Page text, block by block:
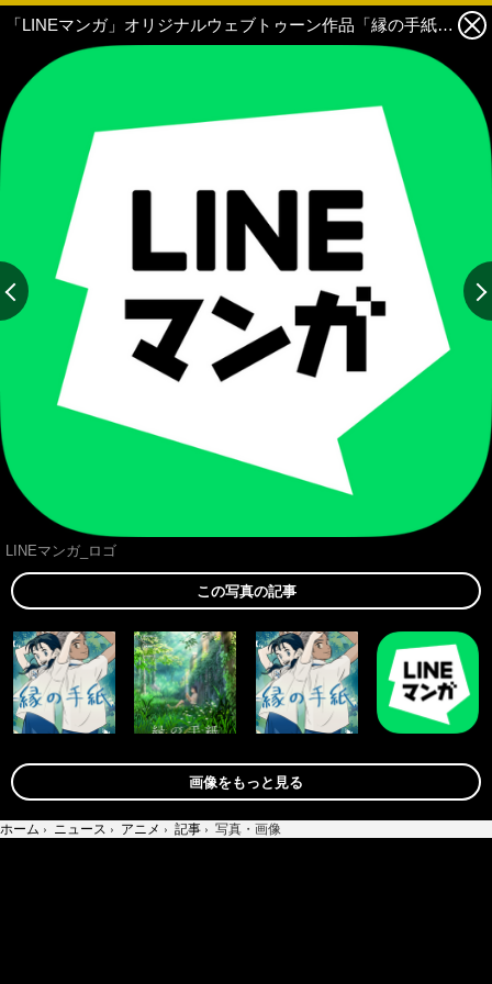
「LINEマンガ」オリジナルウェブトゥーン作品「縁の手紙」の映画が2026年秋に日本公開決定 4枚目の写真・画像
LINEマンガ_ロゴ
この写真の記事
画像をもっと見る
ホーム › ニュース › アニメ › 記事 › 写真・画像